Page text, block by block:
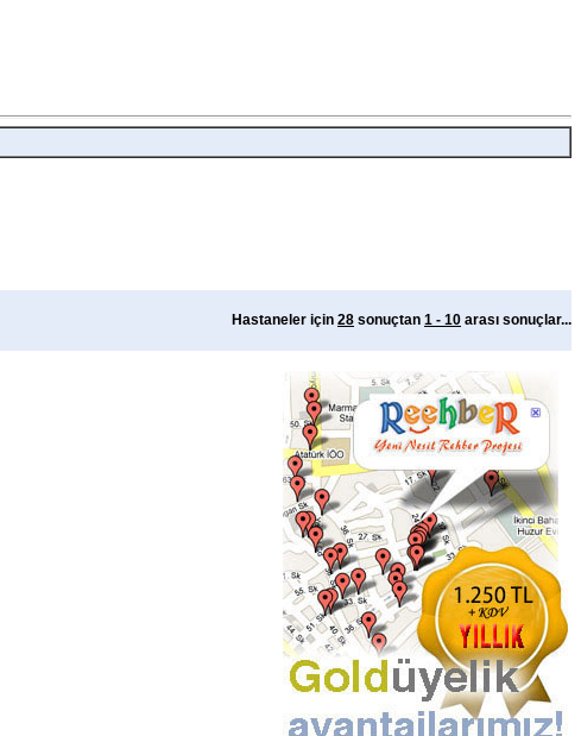
Hastaneler için 28 sonuçtan 1 - 10 arası sonuçlar...